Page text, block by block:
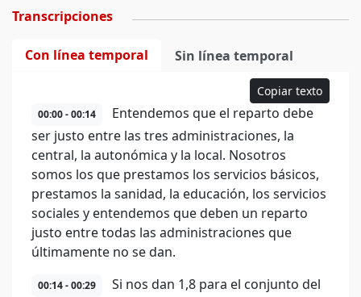
Transcripciones
Con línea temporal Sin línea temporal
Copiar texto
00:00 - 00:14
Entendemos que el reparto debe
ser justo entre las tres administraciones, la
central, la autonómica y la local. Nosotros
somos los que prestamos los servicios básicos,
prestamos la sanidad, la educación, los servicios
sociales y entendemos que deben un reparto
justo entre todas las administraciones que
últimamente no se dan.
00:14 - 00:29
Si nos dan 1,8 para el conjunto del